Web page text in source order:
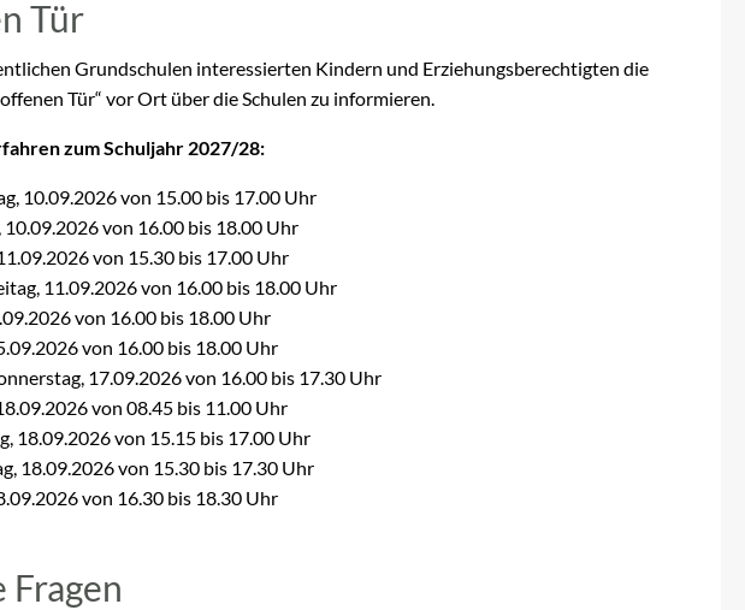
Tür
Grundschulen interessierten Kindern und Erziehungsberechtigten die
Tür“ vor Ort über die Schulen zu informieren.
zum Schuljahr 2027/28:
10.09.2026 von 15.00 bis 17.00 Uhr
von 16.00 bis 18.00 Uhr
von 15.30 bis 17.00 Uhr
11.09.2026 von 16.00 bis 18.00 Uhr
von 16.00 bis 18.00 Uhr
von 16.00 bis 18.00 Uhr
17.09.2026 von 16.00 bis 17.30 Uhr
von 08.45 bis 11.00 Uhr
18.09.2026 von 15.15 bis 17.00 Uhr
18.09.2026 von 15.30 bis 17.30 Uhr
von 16.30 bis 18.30 Uhr